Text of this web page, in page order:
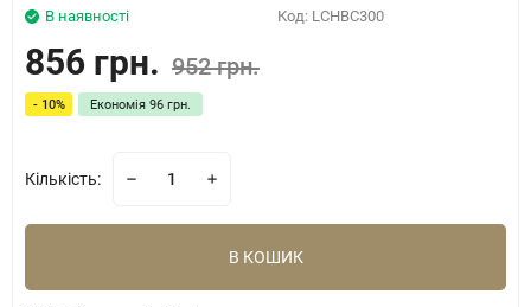
Код: LCHBC300
В наявності
856 грн. 952 грн.
- 10% Економія 96 грн.
Кількість:
В КОШИК